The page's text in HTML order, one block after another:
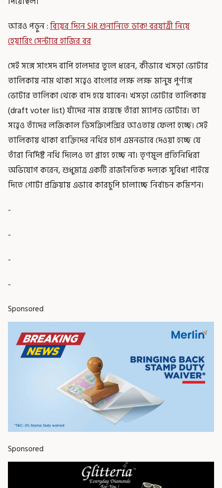
আরও পড়ুন :বিয়ের দিনে SIR শুনানিতে ডাক! বরযাত্রী নিয়ে
হেয়ারিং সেন্টারে হাজির বর
সেই সঙ্গে সাংসদ বাপি হালদার তুলে ধরেন, কীভাবে খসড়া ভোটার
তালিকায় নাম থাকা সত্ত্বেও বাংলার লক্ষ লক্ষ মানুষ পূর্ণাঙ্গ
ভোটার তালিকা থেকে বাদ হয়ে যাবেন। খসড়া ভোটার তালিকায়
(draft voter list) যাঁদের নাম রয়েছে তাঁরা ম্যাপড ভোটার। তা
সত্ত্বেও তাঁদের লজিকাল ডিসক্রিপেন্সির আওতায় ফেলা হচ্ছে। সেই
তালিকায় থাকা ব্যক্তিদের নথির চাপ এমনভাবে দেওয়া হচ্ছে যে
তাঁরা নির্দিষ্ট নথি দিলেও তা গ্রাহ্য হচ্ছে না। তৃণমূল প্রতিনিধিরা
অভিযোগ করেন, শুধুমাত্র একটি রাজনৈতিক দলকে সুবিধা পাইয়ে
দিতে গোটা প্রক্রিয়ায় এভাবে কারচুপি চালাচ্ছে নির্বাচন কমিশন।
-
-
-
-
Sponsored
Sponsored